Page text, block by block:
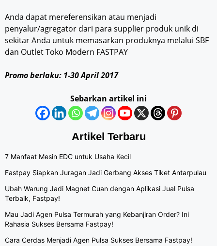
Anda dapat mereferensikan atau menjadi
penyalur/agregator dari para supplier produk unik di
sekitar Anda untuk memasarkan produknya melalui SBF
dan Outlet Toko Modern FASTPAY
Promo berlaku: 1-30 April 2017
Sebarkan artikel ini
Artikel Terbaru
7 Manfaat Mesin EDC untuk Usaha Kecil
Fastpay Siapkan Juragan Jadi Gerbang Akses Tiket Antarpulau
Ubah Warung Jadi Magnet Cuan dengan Aplikasi Jual Pulsa
Terbaik, Fastpay!
Mau Jadi Agen Pulsa Termurah yang Kebanjiran Order? Ini
Rahasia Sukses Bersama Fastpay!
Cara Cerdas Menjadi Agen Pulsa Sukses Bersama Fastpay!